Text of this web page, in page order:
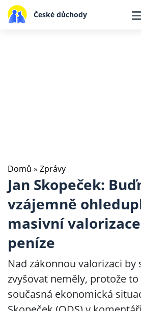
České důchody
Domů » Zprávy
Jan Skopeček:
vzájemně
masivní
peníze
Nad zákonnou valorizaci by
zvyšovat neměly, protože
současná ekonomická